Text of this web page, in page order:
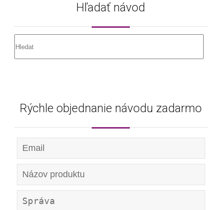
Hľadať návod
Rýchle objednanie návodu zadarmo